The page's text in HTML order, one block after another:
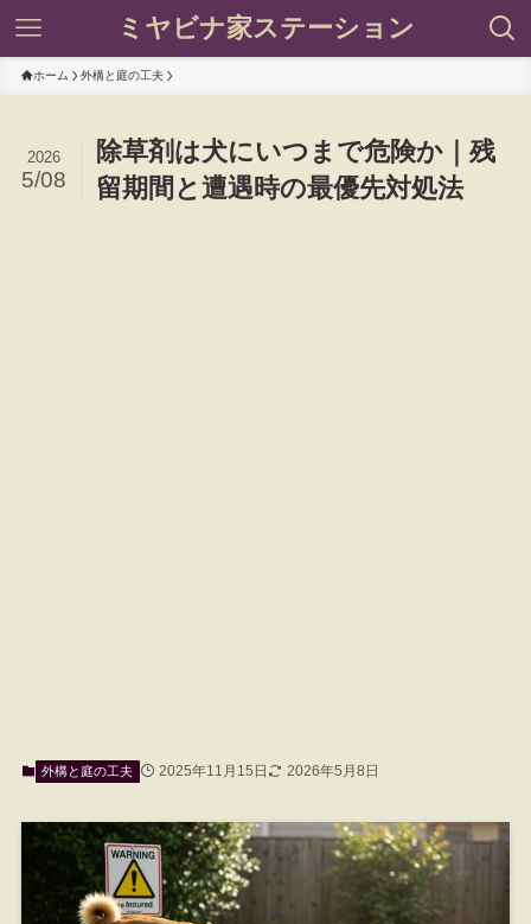
ミヤビナ家ステーション
ホーム 外構と庭の工夫
除草剤は犬にいつまで危険か｜残
留期間と遭遇時の最優先対処法
2026
5/08
外構と庭の工夫 2025年11月15日 2026年5月8日